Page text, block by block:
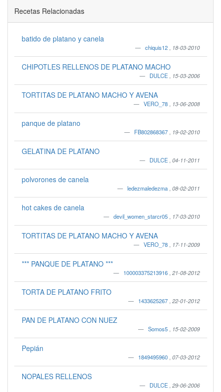
Recetas Relacionadas
batido de platano y canela
chiquis12 18-03-2010
CHIPOTLES RELLENOS DE PLATANO MACHO
DULCE 15-03-2006
TORTITAS DE PLATANO MACHO Y AVENA
VERO_78 13-06-2008
panque de platano
FB802868367 19-02-2010
GELATINA DE PLATANO
DULCE 04-11-2011
polvorones de canela
ledezmaledezma 08-02-2011
hot cakes de canela
devil_women_starcr05 17-03-2010
TORTITAS DE PLATANO MACHO Y AVENA
VERO_78 17-11-2009
*** PANQUE DE PLATANO ***
100003375213916 21-08-2012
TORTA DE PLATANO FRITO
1433625267 22-01-2012
PAN DE PLATANO CON NUEZ
Somos5 15-02-2009
Pepián
1849495960 07-03-2012
NOPALES RELLENOS
DULCE 29-06-2006